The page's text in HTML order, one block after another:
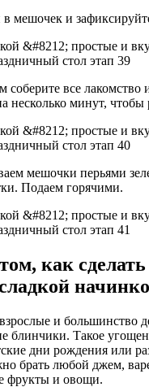
мешочек и
соберите все лакомство
несколько минут, чтобы
мешочки перьями
Подаем горячими.
как
и большинство
блинчики. Такое
дни рождения или
брать любой джем,
фрукты и овощи.